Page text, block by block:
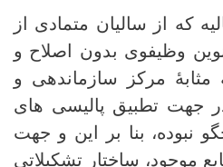
که از سالیان متمادی از
وظیفوی بدون اصلاح و
مثابۀ مرکز سازماندهی و
جهت تطبیق پالیسی های
نبوده، بنا بر این و جهت
موجود، ساختار تشکیلاتی